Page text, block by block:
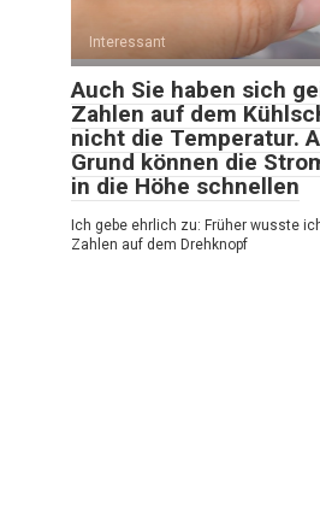
Interessant
Auch Sie haben sich
Zahlen auf dem
nicht die Temperatur.
Grund können die
in die Höhe schnellen
Ich gebe ehrlich zu: Früher wusste
Zahlen auf dem Drehknopf